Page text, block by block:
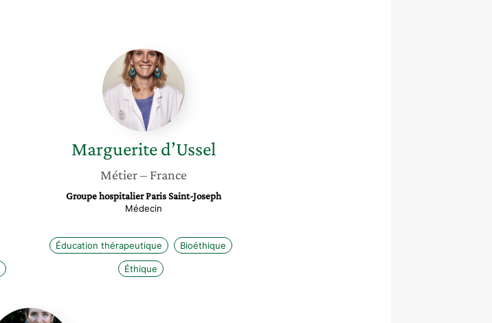
Marguerite
d’Ussel
Marguerited’Ussel
Métier– France
Groupe hospitalier Paris Saint-Joseph
Médecin
Éducation thérapeutique Bioéthique
Éthique
Bertille